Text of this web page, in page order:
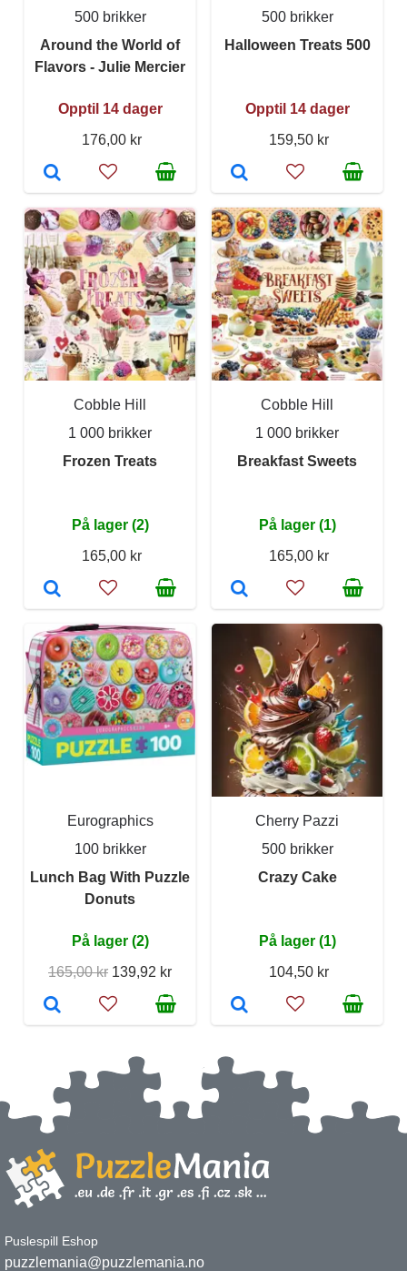
500 brikker
Around the World of
Flavors - Julie Mercier
Opptil 14 dager
176,00 kr
500 brikker
Halloween Treats 500
Opptil 14 dager
159,50 kr
Cobble Hill
1 000 brikker
Frozen Treats
På lager (2)
165,00 kr
Cobble Hill
1 000 brikker
Breakfast Sweets
På lager (1)
165,00 kr
Eurographics
100 brikker
Lunch Bag With Puzzle
Donuts
På lager (2)
165,00 kr 139,92 kr
Cherry Pazzi
500 brikker
Crazy Cake
På lager (1)
104,50 kr
Puslespill Eshop
puzzlemania@puzzlemania.no